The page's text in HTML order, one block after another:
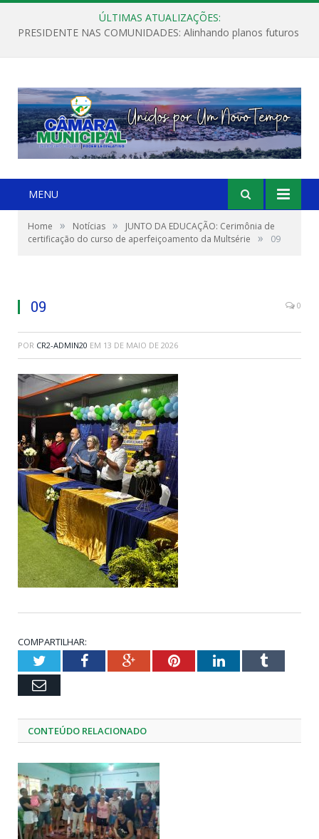
ÚLTIMAS ATUALIZAÇÕES:
PRESIDENTE NAS COMUNIDADES: Alinhando planos futuros
MENU
Home » Notícias »
JUNTO DA EDUCAÇÃO: Cerimônia de
certificação do curso de aperfeiçoamento da Multsérie
» 09
09 0
POR CR2-ADMIN20 EM 13 DE MAIO DE 2026
COMPARTILHAR:
TwitterFacebookGoogle+PinterestLinkedInTumblr
Email
CONTEÚDO RELACIONADO